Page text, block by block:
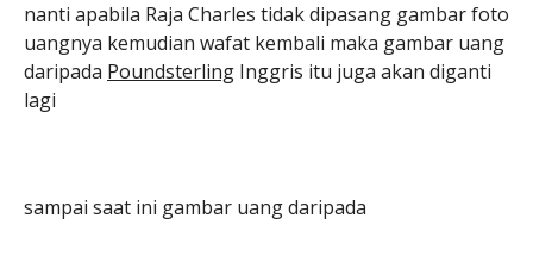
nanti apabila Raja Charles tidak dipasang gambar foto
uangnya kemudian wafat kembali maka gambar uang
daripada Poundsterling Inggris itu juga akan diganti
lagi
sampai saat ini gambar uang daripada